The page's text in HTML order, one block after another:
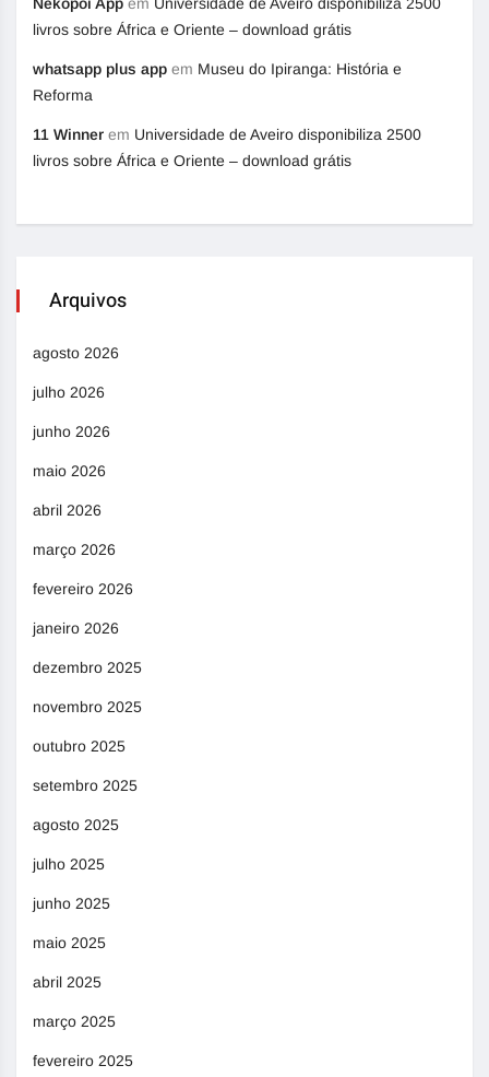
livros sobre África e Oriente – download grátis
whatsapp plus app em Museu do Ipiranga: História e
Reforma
11 Winner em Universidade de Aveiro disponibiliza 2500
livros sobre África e Oriente – download grátis
Arquivos
agosto 2026
julho 2026
junho 2026
maio 2026
abril 2026
março 2026
fevereiro 2026
janeiro 2026
dezembro 2025
novembro 2025
outubro 2025
setembro 2025
agosto 2025
julho 2025
junho 2025
maio 2025
abril 2025
março 2025
fevereiro 2025